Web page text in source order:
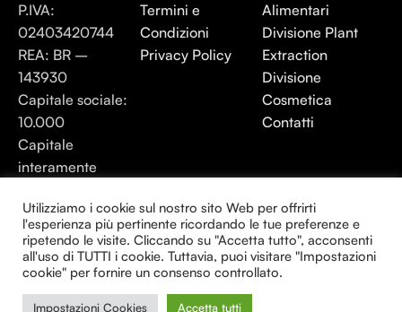
P.IVA:
02403420744
REA: BR –
143930
Capitale sociale:
10.000
Capitale
interamente
Termini e
Condizioni
Privacy Policy
Alimentari
Divisione Plant
Extraction
Divisione
Cosmetica
Contatti
Energia elle Piante 2025 - Tutti i diritti
riservati.
Creato da Consulenza24H
Utilizziamo i cookie sul nostro sito Web per offrirti
l'esperienza più pertinente ricordando le tue preferenze e
ripetendo le visite. Cliccando su "Accetta tutto", acconsenti
all'uso di TUTTI i cookie. Tuttavia, puoi visitare "Impostazioni
cookie" per fornire un consenso controllato.
Impostazioni Cookies Accetta tutti